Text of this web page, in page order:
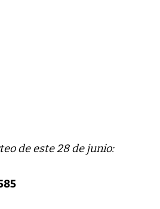
de este 28 de junio: